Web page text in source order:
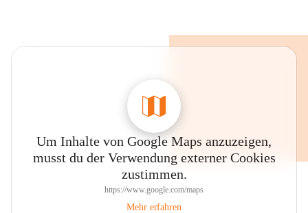
Um Inhalte von Google Maps anzuzeigen,
musst du der Verwendung externer Cookies
zustimmen.
https://www.google.com/maps
Mehr erfahren